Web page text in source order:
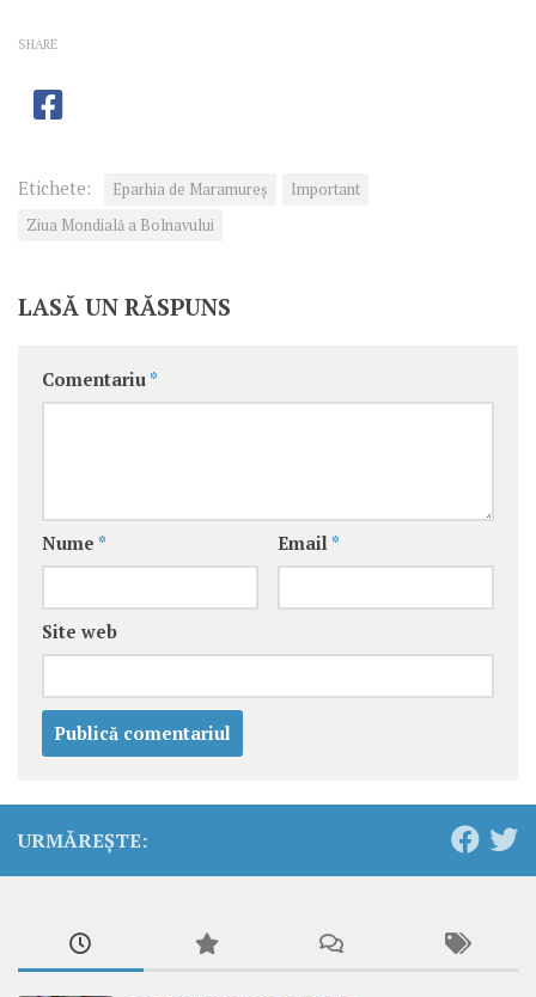
SHARE
Etichete: Eparhia de Maramureș
Important
Ziua Mondială a Bolnavului
LASĂ UN RĂSPUNS
Comentariu *
Nume * Email *
Site web
URMĂREȘTE: